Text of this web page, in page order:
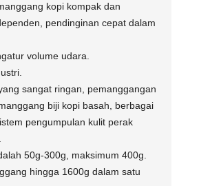
kopi kompak dan
pendinginan cepat dalam
volume udara.
sangat ringan, pemanggangan
biji kopi basah, berbagai
pengumpulan kulit perak
50g-300g, maksimum 400g.
hingga 1600g dalam satu